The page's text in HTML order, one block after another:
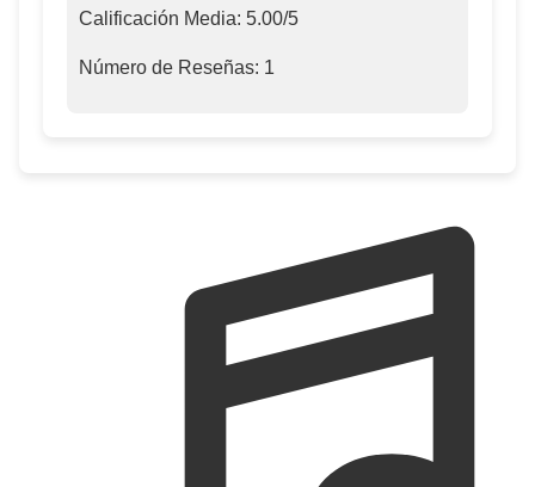
Calificación Media: 5.00/5
Número de Reseñas: 1